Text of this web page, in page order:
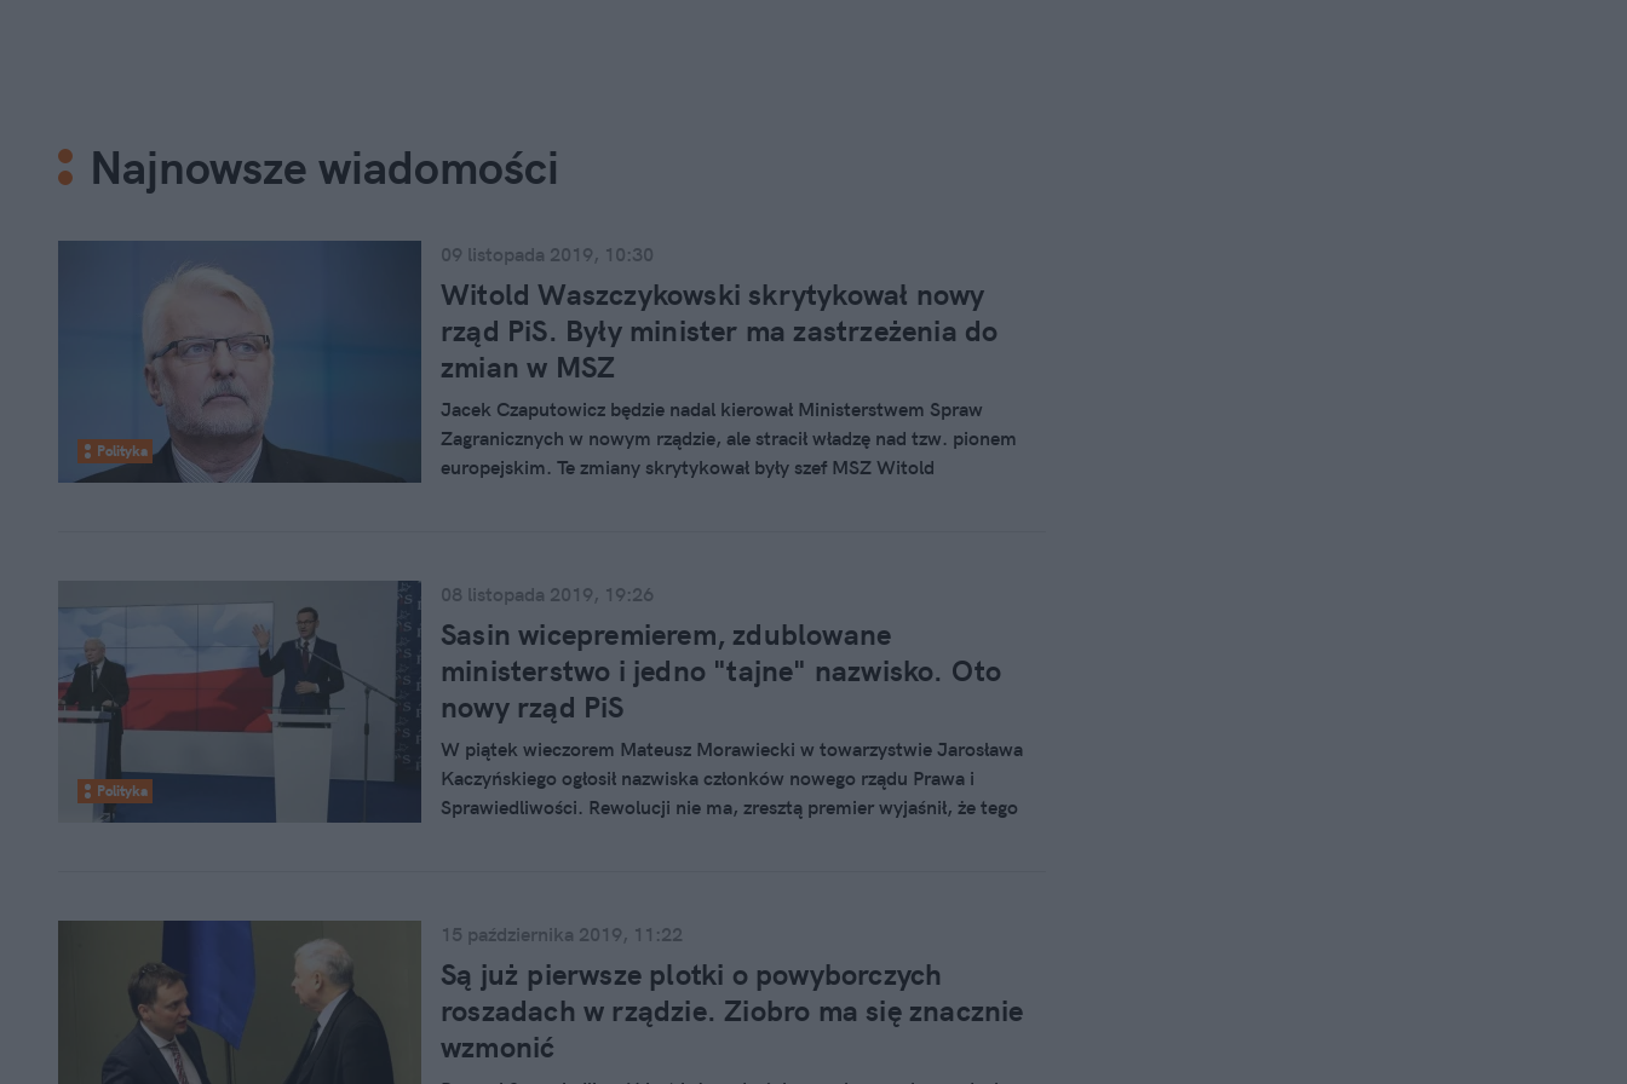
Najnowsze wiadomości
Polityka
09 listopada 2019, 10:30
Witold Waszczykowski skrytykował nowy
rząd PiS. Były minister ma zastrzeżenia do
zmian w MSZ
Jacek Czaputowicz będzie nadal kierował Ministerstwem Spraw
Zagranicznych w nowym rządzie, ale stracił władzę nad tzw. pionem
europejskim. Te zmiany skrytykował były szef MSZ Witold
Polityka
08 listopada 2019, 19:26
Sasin wicepremierem, zdublowane
ministerstwo i jedno "tajne" nazwisko. Oto
nowy rząd PiS
W piątek wieczorem Mateusz Morawiecki w towarzystwie Jarosława
Kaczyńskiego ogłosił nazwiska członków nowego rządu Prawa i
Sprawiedliwości. Rewolucji nie ma, zresztą premier wyjaśnił, że tego
15 października 2019, 11:22
Są już pierwsze plotki o powyborczych
roszadach w rządzie. Ziobro ma się znacznie
wzmonić